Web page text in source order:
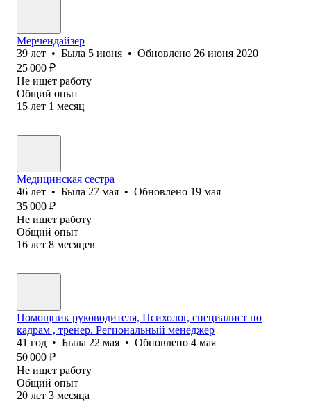
Мерчендайзер
39 лет • Была 5 июня • Обновлено 26 июня 2020
25 000 ₽
Не ищет работу
Общий опыт
15 лет 1 месяц
Медицинская сестра
46 лет • Была 27 мая • Обновлено 19 мая
35 000 ₽
Не ищет работу
Общий опыт
16 лет 8 месяцев
Помощник руководителя, Психолог, специалист по
кадрам , тренер. Региональный менеджер
41 год • Была 22 мая • Обновлено 4 мая
50 000 ₽
Не ищет работу
Общий опыт
20 лет 3 месяца